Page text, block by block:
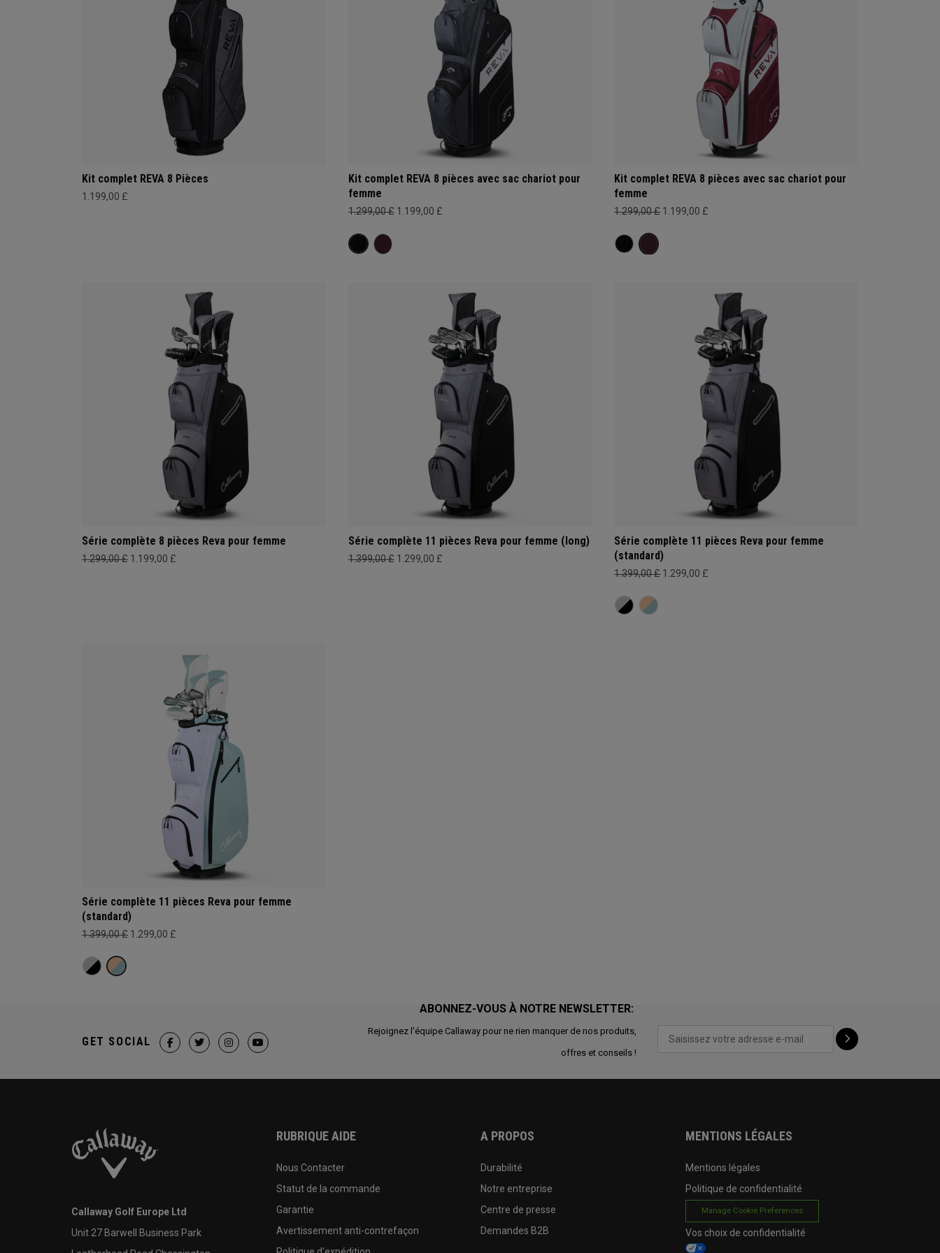
Kit complet REVA 8 Pièces
1.199,00 £
Kit complet REVA 8 pièces avec sac chariot pour
femme
1.299,00 £ 1.199,00 £
Kit complet REVA 8 pièces avec sac chariot pour
femme
1.299,00 £ 1.199,00 £
Série complète 8 pièces Reva pour femme
1.299,00 £ 1.199,00 £
Série complète 11 pièces Reva pour femme (long)
1.399,00 £ 1.299,00 £
Série complète 11 pièces Reva pour femme
(standard)
1.399,00 £ 1.299,00 £
Série complète 11 pièces Reva pour femme
(standard)
1.399,00 £ 1.299,00 £
ABONNEZ-VOUS À NOTRE NEWSLETTER:
Rejoignez l'équipe Callaway pour ne rien manquer de nos produits,
offres et conseils !
GET SOCIAL
Callaway Golf Europe Ltd
Unit 27 Barwell Business Park
RUBRIQUE AIDE
Nous Contacter
Statut de la commande
Garantie
Avertissement anti-contrefaçon
A PROPOS
Durabilité
Notre entreprise
Centre de presse
Demandes B2B
MENTIONS LÉGALES
Mentions légales
Politique de confidentialité
Manage Cookie Preferences
Vos choix de confidentialité